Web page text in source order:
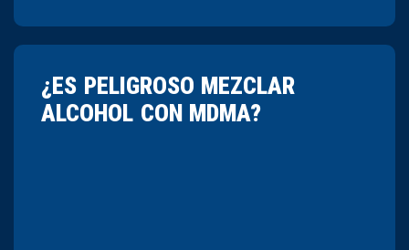
¿ES PELIGROSO MEZCLAR
ALCOHOL CON MDMA?